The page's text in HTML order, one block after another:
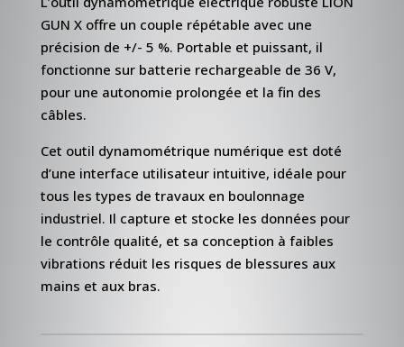
GUN X offre un couple répétable avec une
précision de +/- 5 %. Portable et puissant, il
fonctionne sur batterie rechargeable de 36 V,
pour une autonomie prolongée et la fin des
câbles.
Cet outil dynamométrique numérique est doté
d’une interface utilisateur intuitive, idéale pour
tous les types de travaux en boulonnage
industriel. Il capture et stocke les données pour
le contrôle qualité, et sa conception à faibles
vibrations réduit les risques de blessures aux
mains et aux bras.